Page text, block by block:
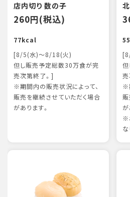
店内切り 数の子
260円(税込)
77kcal
[8/5(水)～8/18(火)
但し販売予定総数30万食が完
売次第終了。]
※期間内の販売状況によって、
販売を継続させていただく場合
があります。
※
が
※
な